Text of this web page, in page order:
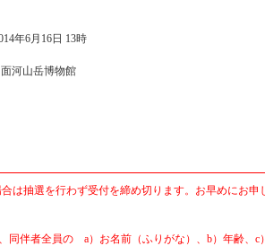
年6月16日 13時
山岳博物館
は抽選を行わず受付を締め切ります。お早めにお申
同伴者全員の a）お名前（ふりがな）、b）年齢、c